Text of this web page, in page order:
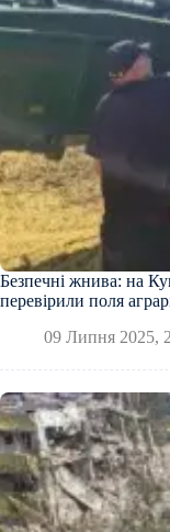
Безпечні жнива: на
перевірили поля
09 Липня 2025,